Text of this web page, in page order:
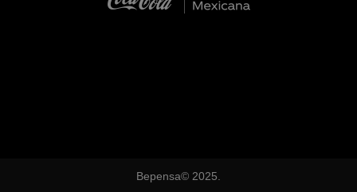
Bepensa© 2025.